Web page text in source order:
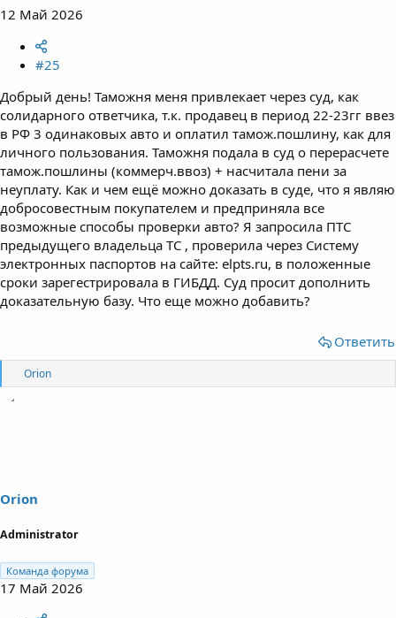
12 Май 2026
#25
Добрый день! Таможня меня привлекает через суд, как
солидарного ответчика, т.к. продавец в период 22-23гг ввез
в РФ 3 одинаковых авто и оплатил тамож.пошлину, как для
личного пользования. Таможня подала в суд о перерасчете
тамож.пошлины (коммерч.ввоз) + насчитала пени за
неуплату. Как и чем ещё можно доказать в суде, что я являю
добросовестным покупателем и предприняла все
возможные способы проверки авто? Я запросила ПТС
предыдущего владельца ТС , проверила через Систему
электронных паспортов на сайте: elpts.ru, в положенные
сроки зарегестрировала в ГИБДД. Суд просит дополнить
доказательную базу. Что еще можно добавить?
Ответить
Р
е
Orion
Orion
Administrator
Команда форума
17 Май 2026